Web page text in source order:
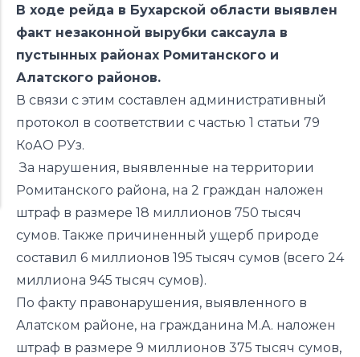
В ходе рейда в Бухарской области выявлен
факт незаконной вырубки саксаула в
пустынных районах Ромитанского и
Алатского районов.
В связи с этим составлен административный
протокол в соответствии с частью 1 статьи 79
КоАО РУз.
За нарушения, выявленные на территории
Ромитанского района, на 2 граждан наложен
штраф в размере 18 миллионов 750 тысяч
сумов. Также причиненный ущерб природе
составил 6 миллионов 195 тысяч сумов (всего 24
миллиона 945 тысяч сумов).
По факту правонарушения, выявленного в
Алатском районе, на гражданина М.А. наложен
штраф в размере 9 миллионов 375 тысяч сумов,